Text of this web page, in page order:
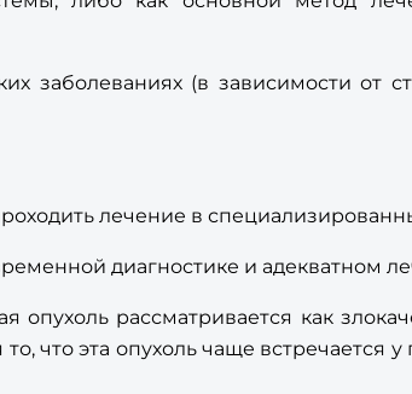
заболеваниях (в зависимости от
лечение в
диагностике и адекватном
рассматривается как
что эта опухоль чаще встречается у